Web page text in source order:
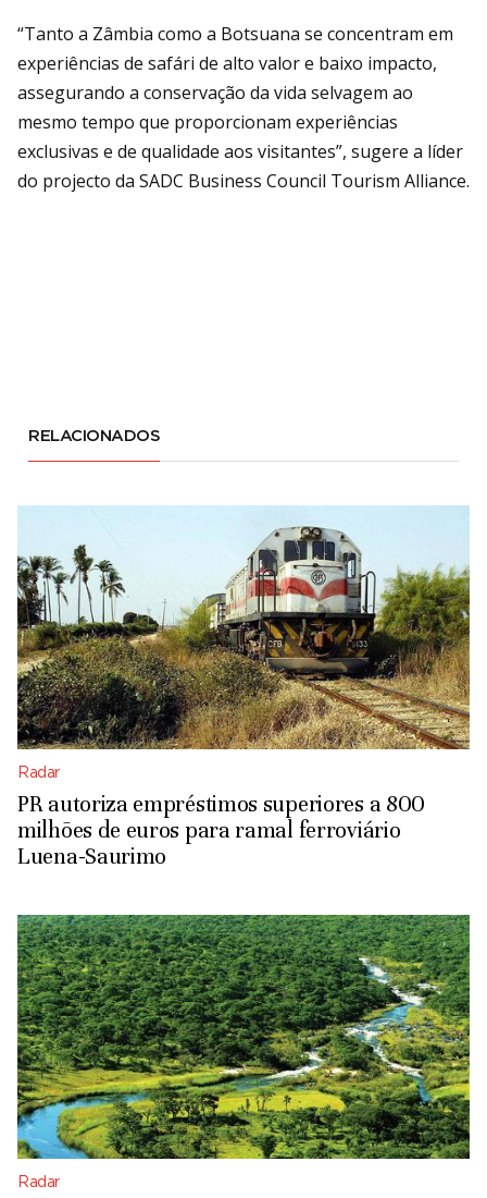
“Tanto a Zâmbia como a Botsuana se concentram em
experiências de safári de alto valor e baixo impacto,
assegurando a conservação da vida selvagem ao
mesmo tempo que proporcionam experiências
exclusivas e de qualidade aos visitantes”, sugere a líder
do projecto da SADC Business Council Tourism Alliance.
RELACIONADOS
Radar
PR autoriza empréstimos superiores a 800
milhões de euros para ramal ferroviário
Luena-Saurimo
Radar